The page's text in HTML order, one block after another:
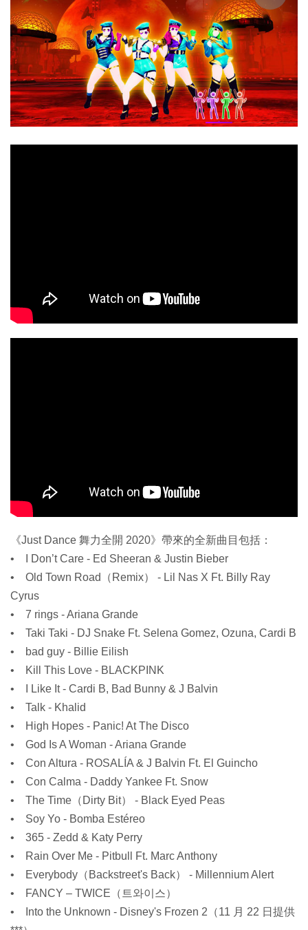
《Just Dance 舞力全開 2020》帶來的全新曲目包括：
• I Don’t Care - Ed Sheeran & Justin Bieber
• Old Town Road（Remix） - Lil Nas X Ft. Billy Ray
Cyrus
• 7 rings - Ariana Grande
• Taki Taki - DJ Snake Ft. Selena Gomez, Ozuna, Cardi B
• bad guy - Billie Eilish
• Kill This Love - BLACKPINK
• I Like It - Cardi B, Bad Bunny & J Balvin
• Talk - Khalid
• High Hopes - Panic! At The Disco
• God Is A Woman - Ariana Grande
• Con Altura - ROSALÍA & J Balvin Ft. El Guincho
• Con Calma - Daddy Yankee Ft. Snow
• The Time（Dirty Bit） - Black Eyed Peas
• Soy Yo - Bomba Estéreo
• 365 - Zedd & Katy Perry
• Rain Over Me - Pitbull Ft. Marc Anthony
• Everybody（Backstreet's Back） - Millennium Alert
• FANCY – TWICE（트와이스）
• Into the Unknown - Disney's Frozen 2（11 月 22 日提供